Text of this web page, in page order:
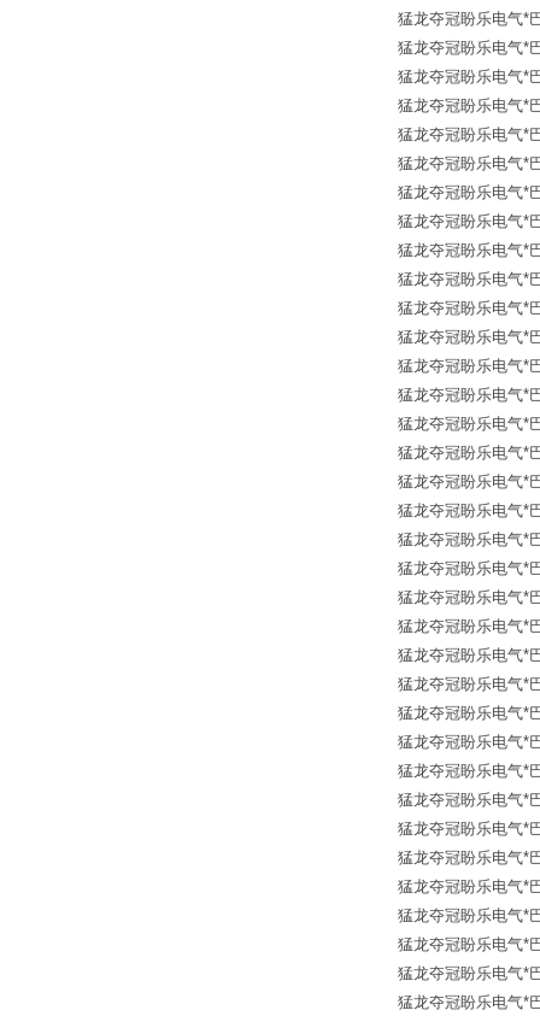
猛龙夺冠盼乐电气*
猛龙夺冠盼乐电气*
猛龙夺冠盼乐电气*
猛龙夺冠盼乐电气*
猛龙夺冠盼乐电气*
猛龙夺冠盼乐电气*
猛龙夺冠盼乐电气*
猛龙夺冠盼乐电气*
猛龙夺冠盼乐电气*
猛龙夺冠盼乐电气*
猛龙夺冠盼乐电气*
猛龙夺冠盼乐电气*
猛龙夺冠盼乐电气*
猛龙夺冠盼乐电气*
猛龙夺冠盼乐电气*
猛龙夺冠盼乐电气*
猛龙夺冠盼乐电气*
猛龙夺冠盼乐电气*
猛龙夺冠盼乐电气*
猛龙夺冠盼乐电气*
猛龙夺冠盼乐电气*
猛龙夺冠盼乐电气*
猛龙夺冠盼乐电气*
猛龙夺冠盼乐电气*
猛龙夺冠盼乐电气*
猛龙夺冠盼乐电气*
猛龙夺冠盼乐电气*
猛龙夺冠盼乐电气*
猛龙夺冠盼乐电气*
猛龙夺冠盼乐电气*
猛龙夺冠盼乐电气*
猛龙夺冠盼乐电气*
猛龙夺冠盼乐电气*
猛龙夺冠盼乐电气*
猛龙夺冠盼乐电气*